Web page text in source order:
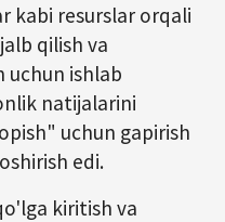
kabi resurslar orqali
qilish va
uchun ishlab
natijalarini
uchun gapirish
edi.
kiritish va